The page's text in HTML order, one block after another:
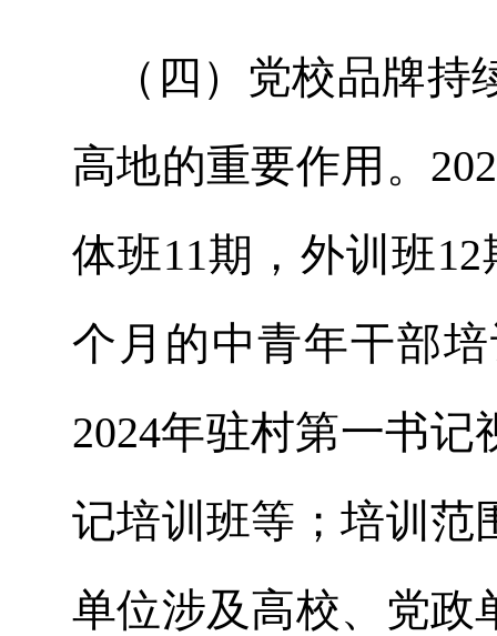
（四）党校品牌
高地的重要作用。
体班11期，外训班
个月的中青年干部
2024年驻村第一书
记培训班等；培训范
单位涉及高校、党政